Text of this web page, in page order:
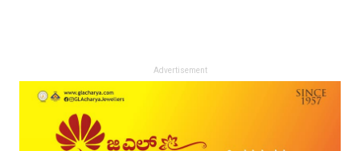
Advertisement